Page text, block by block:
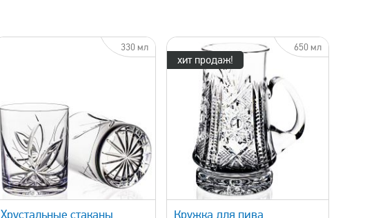
330 мл
Хрустальные стаканы
хит продаж!
650 мл
быстрый просмотр
Кружка для пива